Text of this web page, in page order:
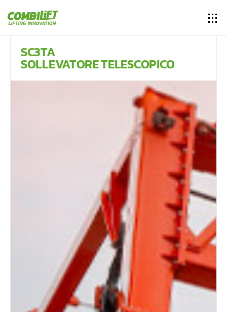
SC3TA
SOLLEVATORE TELESCOPICO